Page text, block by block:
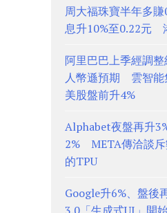
周大福珠寶半年多
息升10%至0.22元
阿里巴巴上季經調
人幣遜預期 雲智
美股盤前升4%
Alphabet夜盤再升
2% META傳洽談斥
的TPU
Google升6%、盤